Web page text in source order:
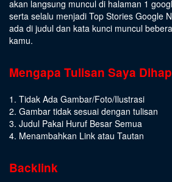
akan langsung muncul di halaman 1
serta selalu menjadi Top Stories Google
ada di judul dan kata kunci muncul
kamu.
Mengapa Tulisan Saya
1. Tidak Ada Gambar/Foto/Ilustrasi
2. Gambar tidak sesuai dengan tulisan
3. Judul Pakai Huruf Besar Semua
4. Menambahkan Link atau Tautan
Backlink